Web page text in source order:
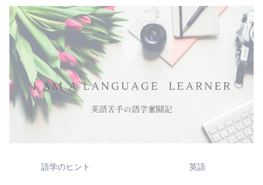
語学のヒント 英語